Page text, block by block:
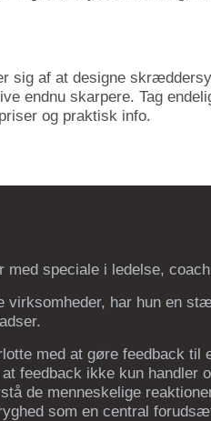
sig af at designe
endnu skarpere. Tag
og praktisk info.
speciale i ledelse,
virksomheder, har hun en
med at gøre feedback til
feedback ikke kun handler
de menneskelige
som en central